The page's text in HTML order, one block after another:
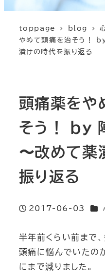
toppage blog
やめて頭痛を治そう！
漬けの時代を振り返る
頭痛薬をや
そう！ by
〜改めて薬
振り返る
投稿日
2017-06-03 カ
半年前くらい前まで
頭痛に悩んでいたの
にまで減りました。